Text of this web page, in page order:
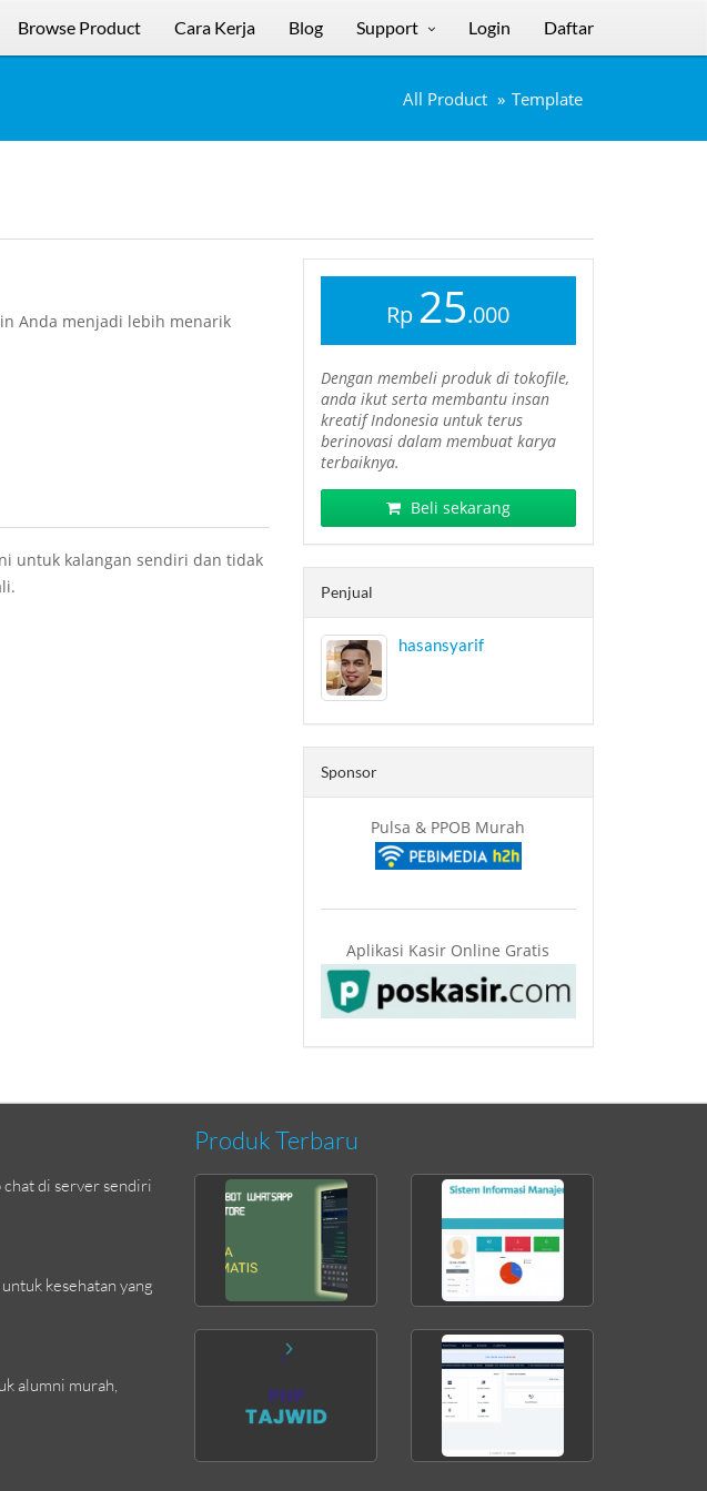
Browse Product Cara Kerja Blog Support Login Daftar
All Product Template
Anda menjadi lebih menarik
untuk kalangan sendiri dan tidak
Rp 25.000
Dengan membeli produk di tokofile,
anda ikut serta membantu insan
kreatif Indonesia untuk terus
berinovasi dalam membuat karya
terbaiknya.
Beli sekarang
Penjual
hasansyarif
Sponsor
Pulsa & PPOB Murah
Aplikasi Kasir Online Gratis
di server sendiri
kesehatan yang
alumni murah,
Produk Terbaru